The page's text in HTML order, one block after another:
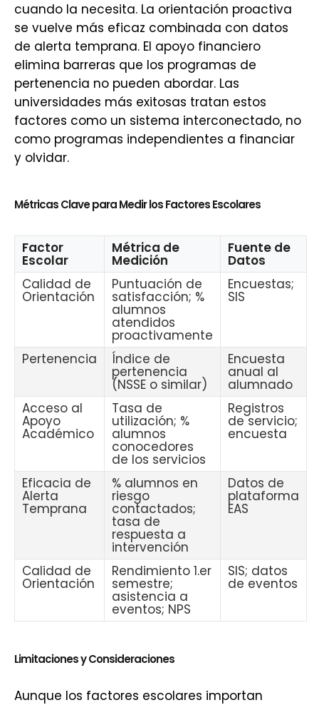
cuando la necesita. La orientación proactiva
se vuelve más eficaz combinada con datos
de alerta temprana. El apoyo financiero
elimina barreras que los programas de
pertenencia no pueden abordar. Las
universidades más exitosas tratan estos
factores como un sistema interconectado, no
como programas independientes a financiar
y olvidar.
Métricas Clave para Medir los Factores Escolares
Factor
Escolar
Métrica de
Medición
Fuente de
Datos
Calidad de
Orientación
Puntuación de
satisfacción; %
alumnos
atendidos
proactivamente
Encuestas;
SIS
Pertenencia Índice de
pertenencia
(NSSE o similar)
Encuesta
anual al
alumnado
Acceso al
Apoyo
Académico
Tasa de
utilización; %
alumnos
conocedores
de los servicios
Registros
de servicio;
encuesta
Eficacia de
Alerta
Temprana
% alumnos en
riesgo
contactados;
tasa de
respuesta a
intervención
Datos de
plataforma
EAS
Calidad de
Orientación
Rendimiento 1.er
semestre;
asistencia a
eventos; NPS
SIS; datos
de eventos
Limitaciones y Consideraciones
Aunque los factores escolares importan